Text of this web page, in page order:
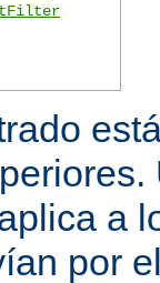
a
por